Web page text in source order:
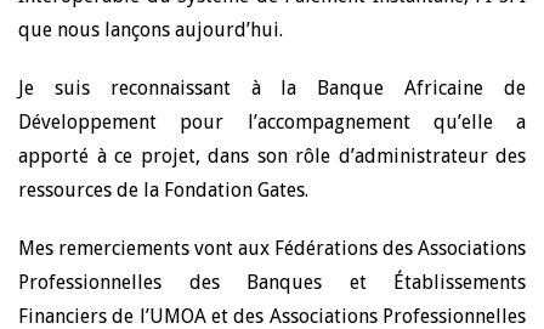
que nous lançons aujourd’hui.
Je suis reconnaissant à la Banque Africaine de
Développement pour l’accompagnement qu’elle a
apporté à ce projet, dans son rôle d’administrateur des
ressources de la Fondation Gates.
Mes remerciements vont aux Fédérations des Associations
Professionnelles des Banques et Établissements
Financiers de l’UMOA et des Associations Professionnelles